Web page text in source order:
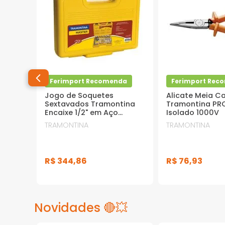
Ferimport Recomenda
Jogo de Soquetes
Sextavados Tramontina
Encaixe 1/2" em Aço
Cromo Vanádio com
Acabamento Cromado e
TRAMONTINA
R$ 344,86
Ferimport
Alicate Meia
Tramontina
Isolado 1000V
TRAMONTINA
R$ 76,93
Novidades 🔴💥